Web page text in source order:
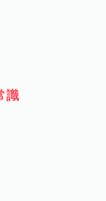
識